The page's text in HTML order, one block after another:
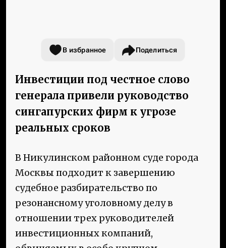
В избранное Поделиться
Инвестиции под честное слово
генерала привели руководство
сингапурских фирм к угрозе
реальных сроков
В Никулинском районном суде города
Москвы подходит к завершению
судебное разбирательство по
резонансному уголовному делу в
отношении трех руководителей
инвестиционных компаний,